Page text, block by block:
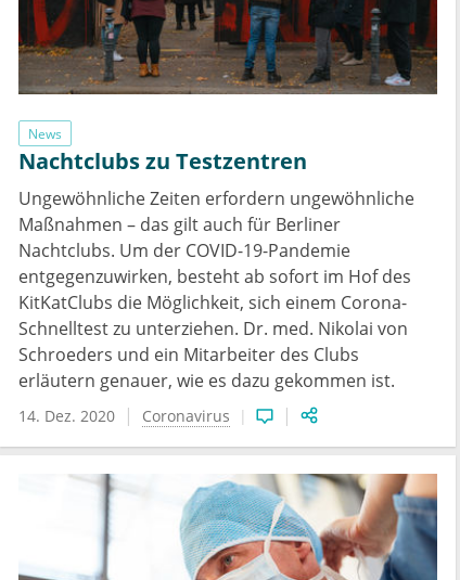
News
Nachtclubs zu Testzentren
Ungewöhnliche Zeiten erfordern ungewöhnliche
Maßnahmen – das gilt auch für Berliner
Nachtclubs. Um der COVID-19-Pandemie
entgegenzuwirken, besteht ab sofort im Hof des
KitKatClubs die Möglichkeit, sich einem Corona-
Schnelltest zu unterziehen. Dr. med. Nikolai von
Schroeders und ein Mitarbeiter des Clubs
erläutern genauer, wie es dazu gekommen ist.
14. Dez. 2020 Coronavirus